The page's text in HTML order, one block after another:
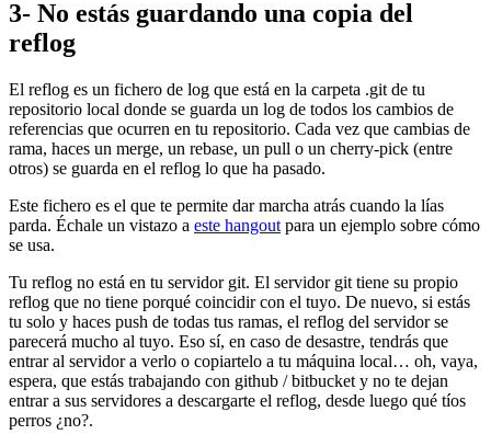
3- No estás guardando una copia del
reflog
El reflog es un fichero de log que está en la carpeta .git de tu
repositorio local donde se guarda un log de todos los cambios de
referencias que ocurren en tu repositorio. Cada vez que cambias de
rama, haces un merge, un rebase, un pull o un cherry-pick (entre
otros) se guarda en el reflog lo que ha pasado.
Este fichero es el que te permite dar marcha atrás cuando la lías
parda. Échale un vistazo a este hangout para un ejemplo sobre cómo
se usa.
Tu reflog no está en tu servidor git. El servidor git tiene su propio
reflog que no tiene porqué coincidir con el tuyo. De nuevo, si estás
tu solo y haces push de todas tus ramas, el reflog del servidor se
parecerá mucho al tuyo. Eso sí, en caso de desastre, tendrás que
entrar al servidor a verlo o copiartelo a tu máquina local… oh, vaya,
espera, que estás trabajando con github / bitbucket y no te dejan
entrar a sus servidores a descargarte el reflog, desde luego qué tíos
perros ¿no?.